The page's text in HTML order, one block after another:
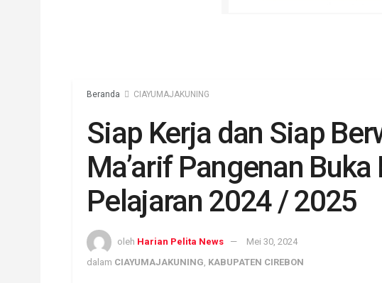
Beranda CIAYUMAJAKUNING
Siap Kerja dan Siap
Ma’arif Pangenan Buka
Pelajaran 2024 / 2025
oleh Harian Pelita News
Mei 30, 2024
dalam CIAYUMAJAKUNING, KABUPATEN CIREBON